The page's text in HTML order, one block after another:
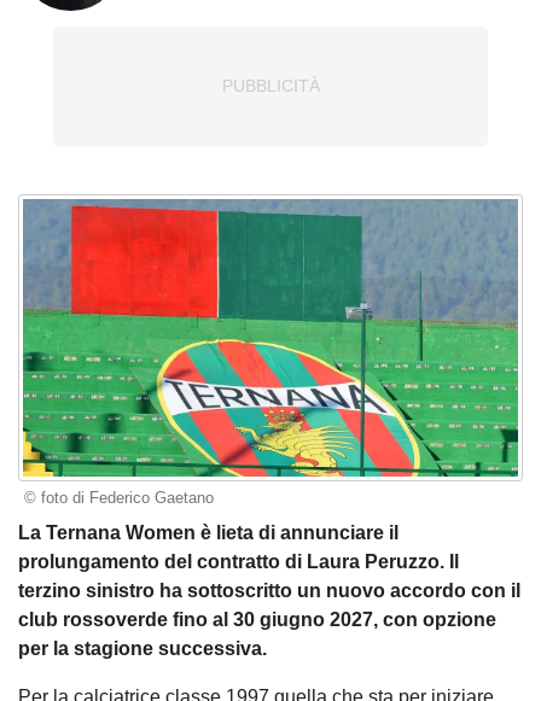
© foto di Federico Gaetano
La Ternana Women è lieta di annunciare il
prolungamento del contratto di Laura Peruzzo. Il
terzino sinistro ha sottoscritto un nuovo accordo con il
club rossoverde fino al 30 giugno 2027, con opzione
per la stagione successiva.
Per la calciatrice classe 1997 quella che sta per iniziare